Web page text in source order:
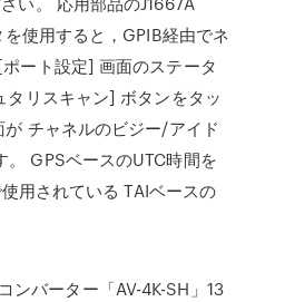
使用すると，GPIB経由でネ
ート設定] 画面のステータ
リスキャン] ボタンをタッ
チャネルのビジー/アイド
。 GPSベースのUTC時間を
用されている TAIベースの
ンバーター「AV-4K-SH」13